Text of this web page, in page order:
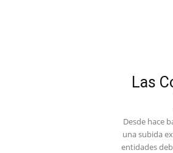
Las
Desde hace
una subida
entidades